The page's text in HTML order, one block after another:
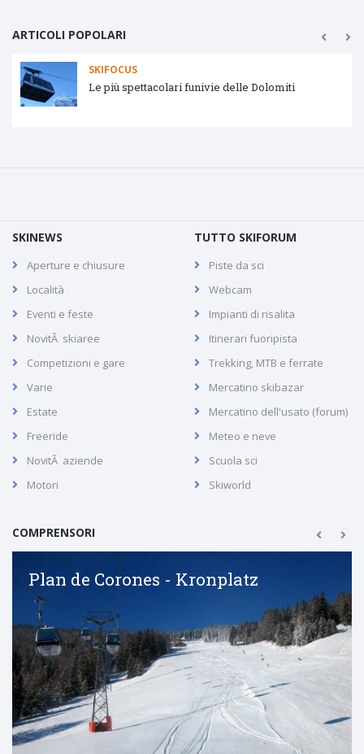
ARTICOLI POPOLARI
SKIFOCUS
Tipologie impianti di risalita
SKINEWS
Aperture e chiusure
Località
Eventi e feste
NovitÃ skiaree
Competizioni e gare
Varie
Estate
Freeride
NovitÃ aziende
Motori
TUTTO SKIFORUM
Piste da sci
Webcam
Impianti di risalita
Itinerari fuoripista
Trekking, MTB e ferrate
Mercatino skibazar
Mercatino dell'usato (forum)
Meteo e neve
Scuola sci
Skiworld
COMPRENSORI
Plan de Corones - Kronplatz